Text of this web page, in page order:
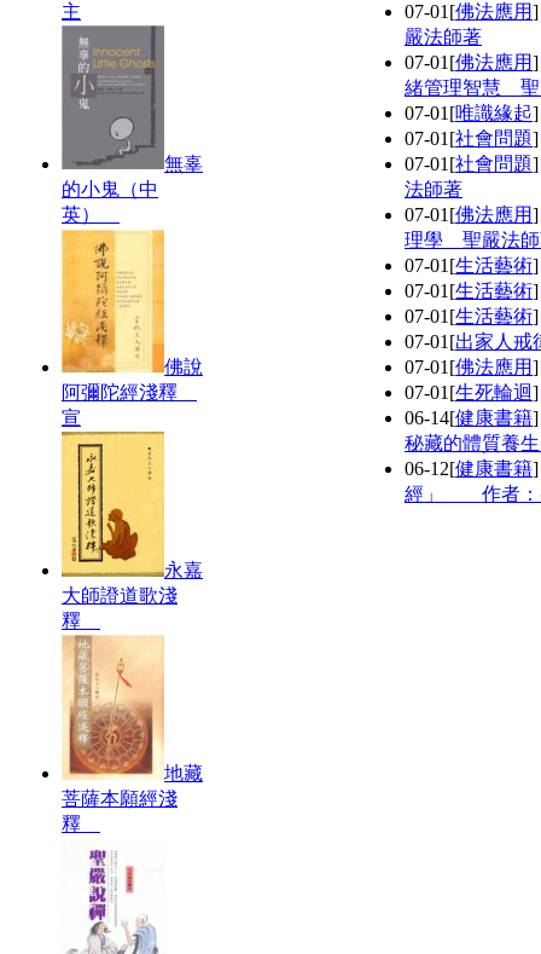
主
無辜
的小鬼（中
英）
佛說
阿彌陀經淺釋
宣
永嘉
大師證道歌淺
釋
地藏
菩薩本願經淺
釋
07-01 [佛法應用
嚴法師著
07-01 [佛法應用
緒管理智慧
07-01 [唯識緣起
07-01 [社會問題
07-01 [社會問題
法師著
07-01 [佛法應用
理學 聖嚴法
07-01 [生活藝術
07-01 [生活藝術
07-01 [生活藝術
07-01 [出家人戒
07-01 [佛法應用
07-01 [生死輪迴
06-14[健康書籍
秘藏的體質養
06-12[健康書籍
經」 作者：